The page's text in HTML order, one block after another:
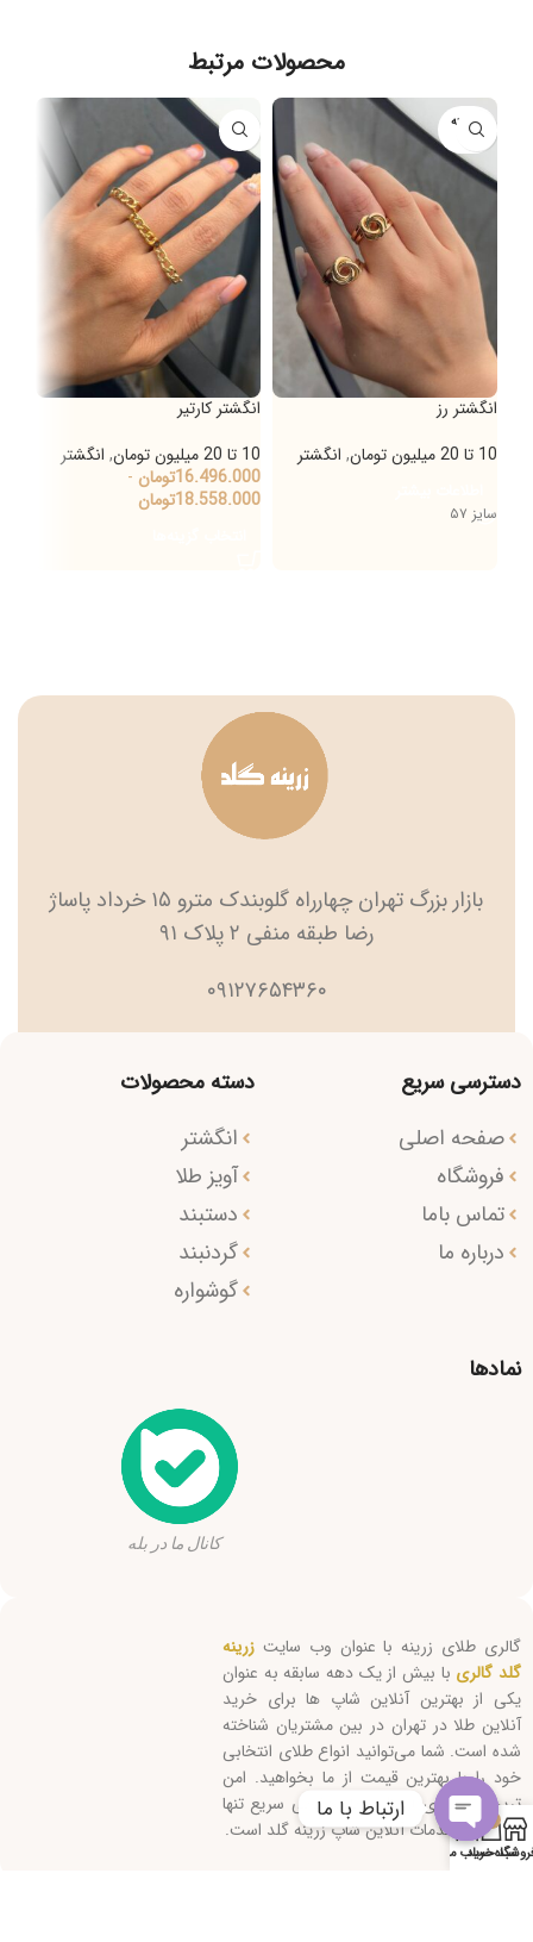
محصولات مرتبط
فروخته
شده
انگشتر رز
10 تا 20 میلیون تومان
, انگشتر
سایز ۵۷
انگشتر کارتیر
10 تا 20 میلیون تومان
, انگشتر
16.496.000تومان -
18.558.000تومان
بازار بزرگ تهران چهارراه گلوبندک مترو ۱۵ خرداد پاساژ
رضا طبقه منفی ۲ پلاک ۹۱
۰۹۱۲۷۶۵۴۳۶۰
دسترسی سریع
صفحه اصلی
فروشگاه
تماس باما
درباره ما
دسته محصولات
انگشتر
آویز طلا
دستبند
گردنبند
گوشواره
نمادها
کانال ما در بله
گالری طلای زرینه با عنوان وب سایت زرینه
گلد گالری با بیش از یک دهه سابقه به عنوان
یکی از بهترین آنلاین شاپ ها برای خرید
آنلاین طلا در تهران در بین مشتریان شناخته
شده است. شما می‌توانید انواع طلای انتخابی
خود را با بهترین قیمت از ما بخواهید. امن
ترین روش‌های ارسال و پاسخگویی سریع تنها
بخشی از خدمات آنلاین شاپ زرینه گلد است.
سبد خرید
حساب من
ارتباط با ما
Open